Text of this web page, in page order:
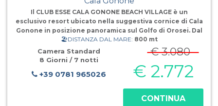
Il CLUB ESSE CALA GONONE BEACH VILLAGE è un
esclusivo resort ubicato nella suggestiva cornice di Cala
Gonone in posizione panoramica sul Golfo di Orosei. Dal
comune di Dorgali si scende lungo l’antica strada che si
snoda in panorami unici e mozzafiato sul golfo, per
raggiungere il paese
🏖️DISTANZA DAL MARE: 800 mt
Camera Standard
8 Giorni / 7 notti
+39 0781 965026
€ 3.080
€ 2.772
CONTINUA